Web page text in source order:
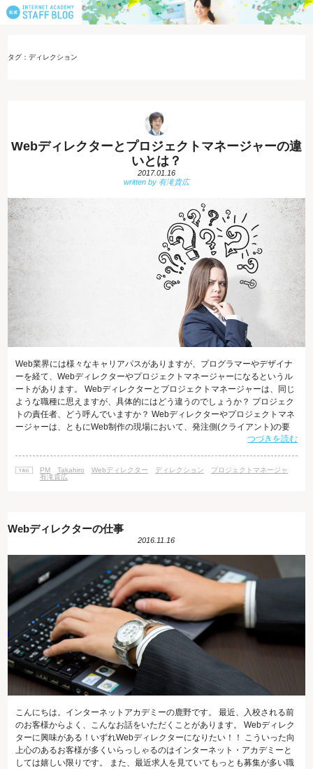
タグ：ディレクション
Webディレクターとプロジェクトマネージャーの違
いとは？
2017.01.16
Web業界には様々なキャリアパスがありますが、プログラマーやデザイナ
ーを経て、Webディレクターやプロジェクトマネージャーになるというル
ートがあります。 Webディレクターとプロジェクトマネージャーは、同じ
ような職種に思えますが、具体的にはどう違うのでしょうか？ プロジェク
トの責任者、どう呼んでいますか？ Webディレクターやプロジェクトマネ
ージャーは、ともにWeb制作の現場において、発注側(クライアント)の要
望を汲み取り、制作側のデザイナーやプログラマーのまとめ役となり、プ
のないまま、同じ仕事を担当している人が「Webディレクター」と呼ばれ
たり「プロジェクトマネージャー」と呼ばれたりすることが少なくありま
つづきを読む
PM Takahiro Webディレクター ディレクション
プロジェクトマネージャ
有滝貴広
Webディレクターの仕事
2016.11.16
こんにちは。インターネットアカデミーの鹿野です。 最近、入校される前
のお客様からよく、こんなお話をいただくことがあります。 Webディレク
ターに興味がある！いずれWebディレクターになりたい！！ こういった向
上心のあるお客様が多くいらっしゃるのはインターネット・アカデミーと
しては嬉しい限りです。 また、最近求人を見ていてもっとも募集が多い職